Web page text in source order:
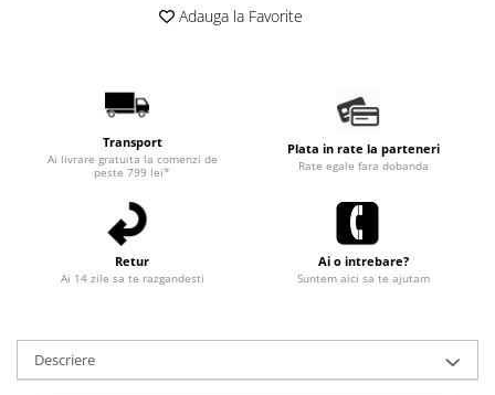
Adauga la Favorite
Transport
Ai livrare gratuita la comenzi de
peste 799 lei*
Plata in rate la parteneri
Rate egale fara dobanda
Retur
Ai 14 zile sa te razgandesti
Ai o intrebare?
Suntem aici sa te ajutam
Descriere